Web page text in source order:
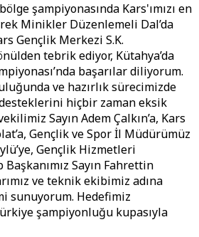
şampiyonasında Kars'ımızı en
Minikler Düzenlemeli Dal’da
Gençlik Merkezi S.K.
tebrik ediyor, Kütahya’da
başarılar diliyorum.
ve hazırlık sürecimizde
hiçbir zaman eksik
Sayın Adem Çalkın’a, Kars
Gençlik ve Spor İl Müdürümüz
Gençlik Hizmetleri
Sayın Fahrettin
ve teknik ekibimiz adına
sunuyorum. Hedefimiz
şampiyonluğu kupasıyla